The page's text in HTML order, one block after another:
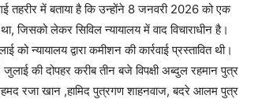
तहरीर में बताया है कि उन्होंने 8 जनवरी 2026 को एक
जिसको लेकर सिविल न्यायालय में वाद विचाराधीन है।
को न्यायालय द्वारा कमीशन की कार्रवाई प्रस्तावित थी।
की दोपहर करीब तीन बजे विपक्षी अब्दुल रहमान पुत्र
रजा खान ,हामिद पुत्रगण शाहनवाज, बदरे आलम पुत्र